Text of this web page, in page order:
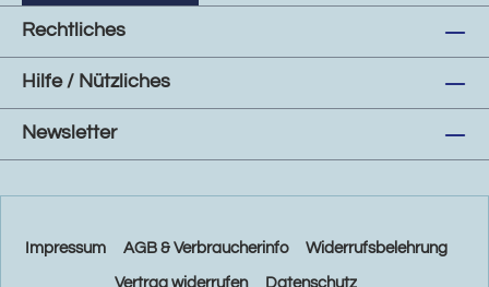
Rechtliches
Hilfe / Nützliches
Newsletter
Impressum AGB & Verbraucherinfo Widerrufsbelehrung
Vertrag widerrufen Datenschutz